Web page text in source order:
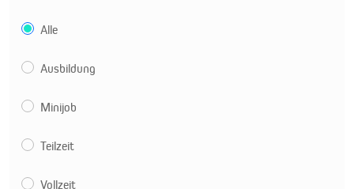
Alle
Ausbildung
Minijob
Teilzeit
Vollzeit